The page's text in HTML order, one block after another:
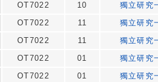
OT7022 10
獨立研究
OT7022 11
獨立研究
OT7022 11
獨立研究
OT7022 01
獨立研究
OT7022 01 獨立研究